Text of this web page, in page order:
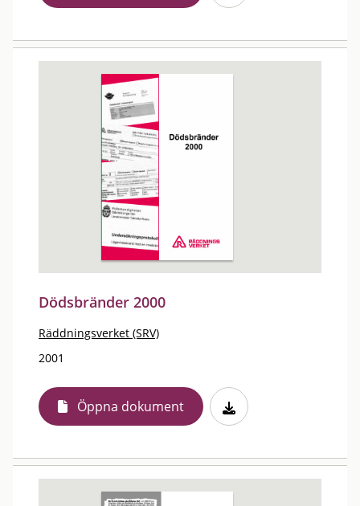
Dödsbränder 2000
Räddningsverket (SRV)
2001
Öppna dokument